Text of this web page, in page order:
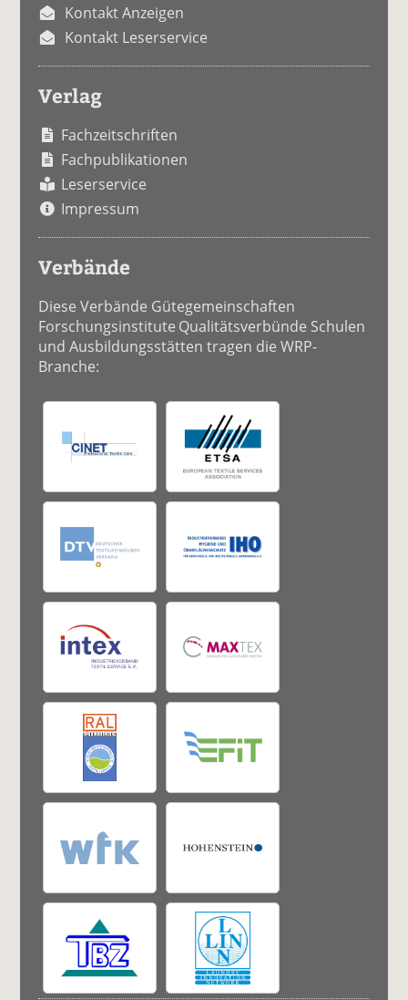
Kontakt Anzeigen
Kontakt Leserservice
Verlag
Fachzeitschriften
Fachpublikationen
Leserservice
Impressum
Verbände
Diese Verbände Gütegemeinschaften
Forschungsinstitute Qualitätsverbünde Schulen
und Ausbildungsstätten tragen die WRP-
Branche: